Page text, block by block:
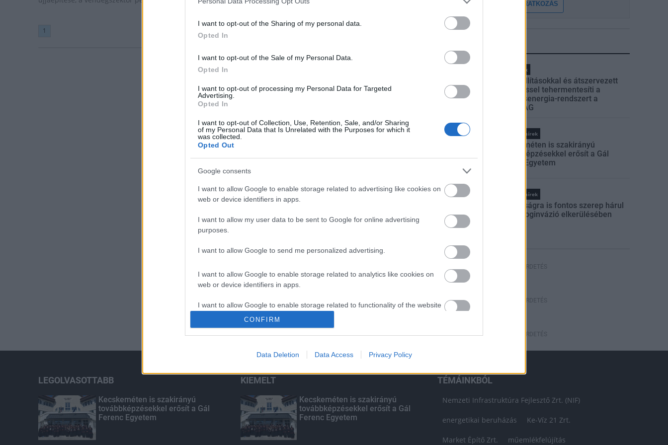
I want to opt-out of the Sharing of my personal data.
Opted In
I want to opt-out of the Sale of my Personal Data.
Opted In
I want to opt-out of processing my Personal Data for Targeted
Advertising.
Opted In
I want to opt-out of Collection, Use, Retention, Sale, and/or Sharing
of my Personal Data that Is Unrelated with the Purposes for which it
was collected.
Opted Out
Google consents
I want to allow Google to enable storage related to advertising like cookies on
web or device identifiers in apps.
I want to allow my user data to be sent to Google for online advertising
purposes.
I want to allow Google to send me personalized advertising.
I want to allow Google to enable storage related to analytics like cookies on
web or device identifiers in apps.
I want to allow Google to enable storage related to functionality of the website
I want to allow Google to enable storage related to personalization.
I want to allow Google to enable storage related to security, including
CONFIRM
Data Deletion Data Access Privacy Policy
1
FELIRATKOZÁS
Helyi hírek
Gyárleállításokkal és átszervezett
termeléssel tehermentesíti a
villamosenergia-rendszert a
STRABAG
Országos hírek
Kecskeméten is szakirányú
továbbképzésekkel erősít a Gál
Ferenc Egyetem
Országos hírek
A lakosságra is fontos szerep hárul
a szúnyoginvázió elkerülésében
HIRDETÉS
HIRDETÉS
HIRDETÉS
LEGOLVASOTTABB
Kecskeméten is szakirányú
továbbképzésekkel erősít a Gál
Ferenc Egyetem
KIEMELT
Kecskeméten is szakirányú
továbbképzésekkel erősít a Gál
Ferenc Egyetem
TÉMÁINKBÓL
Nemzeti Infrastruktúra Fejlesztő Zrt. (NIF)
energetikai beruházás Ke-Víz 21 Zrt.
Market Építő Zrt. műemlékfelújítás